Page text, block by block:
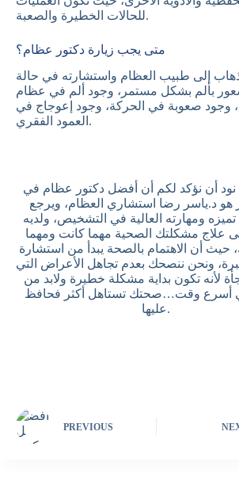
للحالات الخطيرة والصعبة.
متى يجب زيارة دكتور عظام؟
إلى طبيب العظام واستشارته في حالة
بألم بشكل مستمر، وجود ألم في عظام
وجود صعوبة في الحركة، وجود إعوجاج في
العمود الفقري.
نود أن نؤكد لكم أن أفضل دكتور عظام في
هو د.ياسر رضا استشاري العظام، ويرجع
ومهارته العالية في التشخيص، ولديه
علاج مشكلتك الصحية مهما كانت ومهما
أن الاهتمام بالصحة يبدأ من استشارة
ونحن ننصحك بعدم تجاهل الأعراض التي
لأنه تكون بداية مشكلة خطيرة ولابد من
أسرع وقت…صحتك تستاهل أكثر فحافظ
عليها.
PREVIOUS